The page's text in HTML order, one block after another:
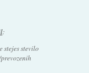
:
stejes stevilo